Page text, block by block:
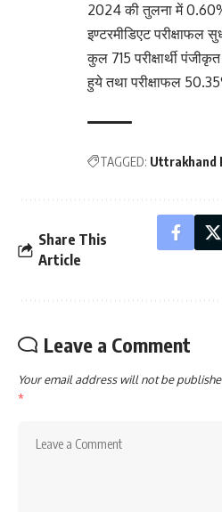
2024 की तुलना में
इण्टरमीडिएट परीक्षाफल
कुल 715 परीक्षार्थी पंजीकृत
हुये तथा परीक्षाफल
TAGGED: Uttrakhand
Share This
Article
Leave a Comment
Your email address will not be
*